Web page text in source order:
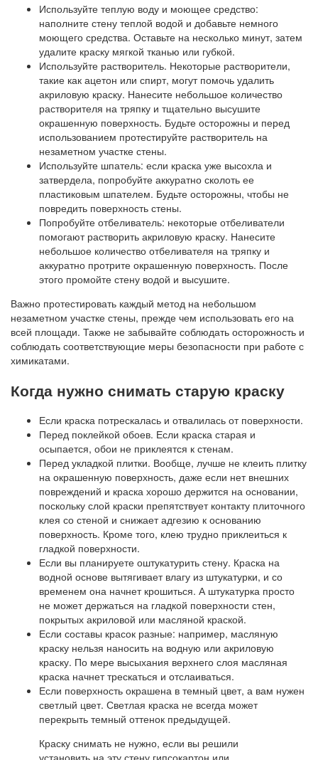
Используйте теплую воду и моющее средство:
наполните стену теплой водой и добавьте немного
моющего средства. Оставьте на несколько минут, затем
удалите краску мягкой тканью или губкой.
Используйте растворитель. Некоторые растворители,
такие как ацетон или спирт, могут помочь удалить
акриловую краску. Нанесите небольшое количество
растворителя на тряпку и тщательно высушите
окрашенную поверхность. Будьте осторожны и перед
использованием протестируйте растворитель на
незаметном участке стены.
Используйте шпатель: если краска уже высохла и
затвердела, попробуйте аккуратно сколоть ее
пластиковым шпателем. Будьте осторожны, чтобы не
повредить поверхность стены.
Попробуйте отбеливатель: некоторые отбеливатели
помогают растворить акриловую краску. Нанесите
небольшое количество отбеливателя на тряпку и
аккуратно протрите окрашенную поверхность. После
этого промойте стену водой и высушите.
Важно протестировать каждый метод на небольшом
незаметном участке стены, прежде чем использовать его на
всей площади. Также не забывайте соблюдать осторожность и
соблюдать соответствующие меры безопасности при работе с
химикатами.
Когда нужно снимать старую краску
Если краска потрескалась и отвалилась от поверхности.
Перед поклейкой обоев. Если краска старая и
осыпается, обои не приклеятся к стенам.
Перед укладкой плитки. Вообще, лучше не клеить плитку
на окрашенную поверхность, даже если нет внешних
повреждений и краска хорошо держится на основании,
поскольку слой краски препятствует контакту плиточного
клея со стеной и снижает адгезию к основанию
поверхность. Кроме того, клею трудно приклеиться к
гладкой поверхности.
Если вы планируете оштукатурить стену. Краска на
водной основе вытягивает влагу из штукатурки, и со
временем она начнет крошиться. А штукатурка просто
не может держаться на гладкой поверхности стен,
покрытых акриловой или масляной краской.
Если составы красок разные: например, масляную
краску нельзя наносить на водную или акриловую
краску. По мере высыхания верхнего слоя масляная
краска начнет трескаться и отслаиваться.
Если поверхность окрашена в темный цвет, а вам нужен
светлый цвет. Светлая краска не всегда может
перекрыть темный оттенок предыдущей.
Краску снимать не нужно, если вы решили